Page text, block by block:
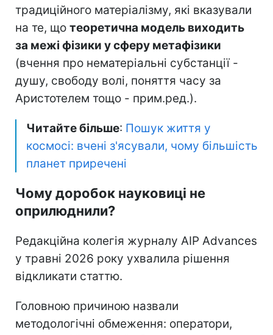
традиційного матеріалізму, які вказували
на те, що теоретична модель виходить
за межі фізики у сферу метафізики
(вчення про нематеріальні субстанції -
душу, свободу волі, поняття часу за
Аристотелем тощо - прим.ред.).
Читайте більше: Пошук життя у
космосі: вчені з'ясували, чому більшість
планет приречені
Чому доробок науковиці не
оприлюднили?
Редакційна колегія журналу AIP Advances
у травні 2026 року ухвалила рішення
відкликати статтю.
Головною причиною назвали
методологічні обмеження: оператори,